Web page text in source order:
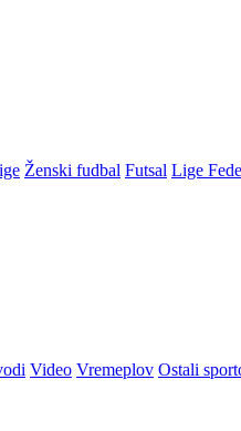
Ženski fudbal Futsal Lige
Video Vremeplov Ostali